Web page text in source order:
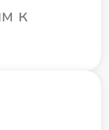
к